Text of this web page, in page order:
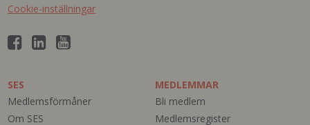
Cookie-inställningar
SES
Medlemsförmåner
Om SES
MEDLEMMAR
Bli medlem
Medlemsregister